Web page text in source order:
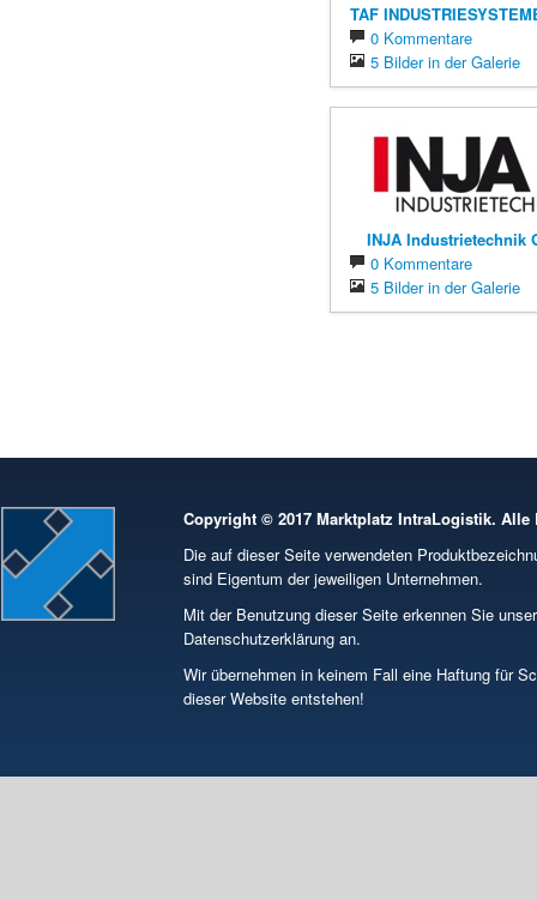
TAF
0 Kommentare
5 Bilder in der Galerie
INJA Industrietechnik
0 Kommentare
5 Bilder in der Galerie
Copyright © 2017 Marktplatz IntraLogistik. Alle
Die auf dieser Seite verwendeten
sind Eigentum der jeweiligen Unternehmen.
Mit der Benutzung dieser Seite erkennen Sie
Datenschutzerklärung an.
Wir übernehmen in keinem Fall eine Haftung für
dieser Website entstehen!